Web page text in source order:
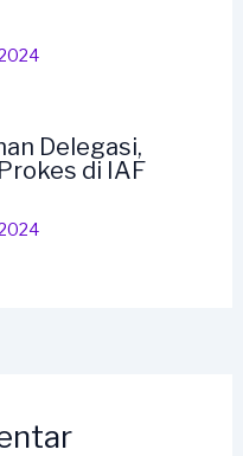
Delegasi,
di IAF